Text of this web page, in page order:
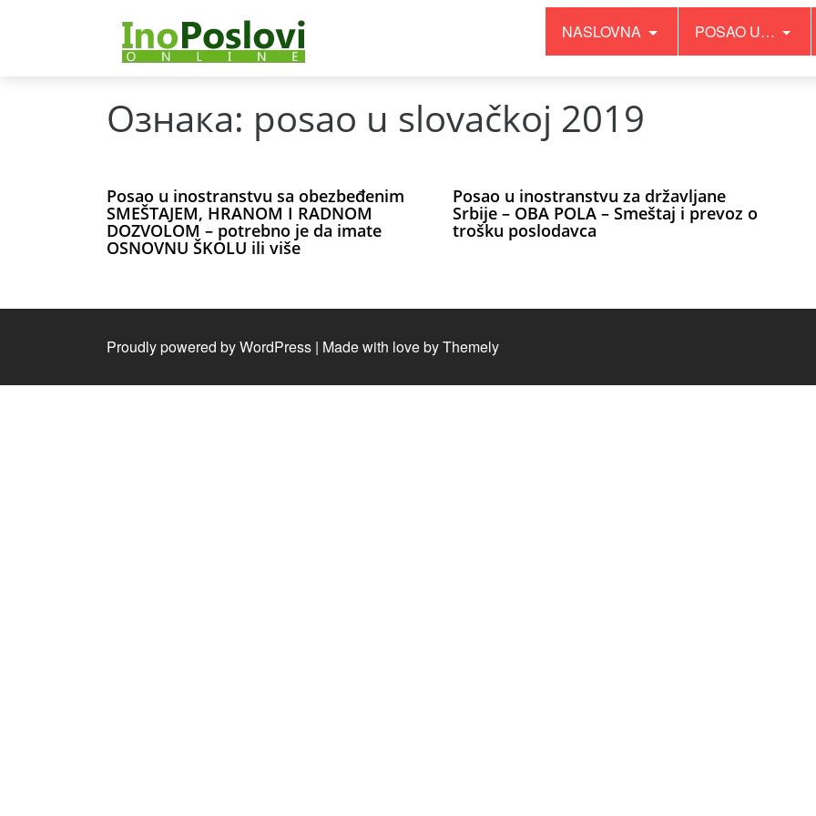
NASLOVNA POSAO U…
Ознака: posao u slovačkoj 2019
Posao u inostranstvu sa obezbeđenim
SMEŠTAJEM, HRANOM I RADNOM
DOZVOLOM – potrebno je da imate
OSNOVNU ŠKOLU ili više
Posao u inostranstvu za državljane
Srbije – OBA POLA – Smeštaj i prevoz o
trošku poslodavca
Proudly powered by WordPress | Made with love byThemely